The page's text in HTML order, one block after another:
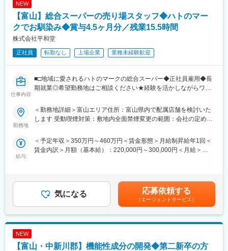
■販売商品例：
・かゆみ、虫さされ薬「ムヒシリーズ」
業務上必要な資格取得や自身のスキルアップ・自己啓発を目的
とした通信・派遣研修の受講を支援する制度
■数字で見る池田模範堂
・創業から115年以上
・年間休日：128日
・育児時短勤務：小学6年生まで取得可能
創業100年以上の歴史を持ちつつも、挑戦を続ける企業文化が根
付いています。独自性の高い製品開発力、安定した経営基盤、多
様な働き方支援制度など、長く安心して働ける環境です。
NEW
【富山】総合スーパーの売り場スタッフ◆ハトのマー
クでお馴染み◆賞与4.5ヶ月分／残業15.5時間
株式会社平和堂
正社員 転勤なし 上場企業 業種未経験歓迎
仕事内容
■□地域に愛されるハトのマークの総合スーパー◆正社員雇用◆長
期就業◎希望勤務地はご相談ください★経験を活かしながらワー
／平均勤続18.9年□■
せします。
★慣れたら陳列を工夫したり、イベントのアイデアを練ったり商
品にこだわったりと、「自分の色」を出してください。売場スタ
ッフが主導でお店作りをしています。
売場担当⇒主任（売場責任者）へとステップアップ。入社半年～1
勤務地
＜勤務地詳細＞富山エリア住所：富山県内で配属店舗を検討いた
します 受動喫煙対策：敷地内全面禁煙変更の範囲：会社の定める
給与
＜予定年収＞350万円～460万円＜賃金形態＞月給制昇給年1回＜
賃金内訳＞月額（基本給）：220,000円～300,000円＜月給＞
主任（月給30万円＋賞与）・710万円／次長・バイヤー（月給38
万円＋賞与＋職責手当）・870万円／店長・課長（月給53万円+職
責手当）賃金はあくまでも目安の金額であり、選考を通じて上下
する可能性があります。月給(月額)は固定手当を含めた表記です。
気になる 応募依頼する
（エージェントサービス）
NEW
【富山・中新川郡】機能性成分の開発◆第二新卒の方